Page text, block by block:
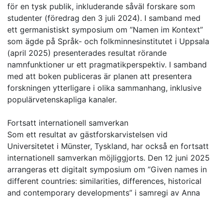
för en tysk publik, inkluderande såväl forskare som
studenter (föredrag den 3 juli 2024). I samband med
ett germanistiskt symposium om ”Namen im Kontext”
som ägde på Språk- och folkminnesinstitutet i Uppsala
(april 2025) presenterades resultat rörande
namnfunktioner ur ett pragmatikperspektiv. I samband
med att boken publiceras är planen att presentera
forskningen ytterligare i olika sammanhang, inklusive
populärvetenskapliga kanaler.
Fortsatt internationell samverkan
Som ett resultat av gästforskarvistelsen vid
Universitetet i Münster, Tyskland, har också en fortsatt
internationell samverkan möjliggjorts. Den 12 juni 2025
arrangeras ett digitalt symposium om ”Given names in
different countries: similarities, differences, historical
and contemporary developments” i samregi av Anna